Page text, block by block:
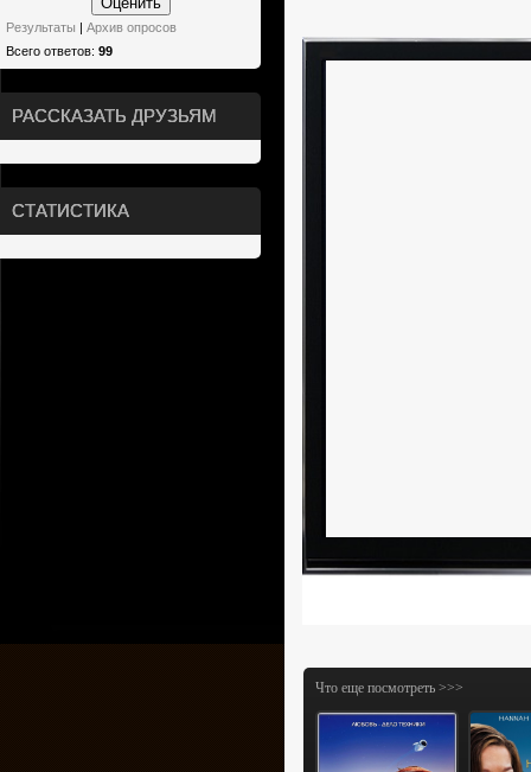
Результаты
Архив опросов
Всего ответов: 99
РАССКАЗАТЬ ДРУЗЬЯМ
СТАТИСТИКА
Что еще посмотреть >>>